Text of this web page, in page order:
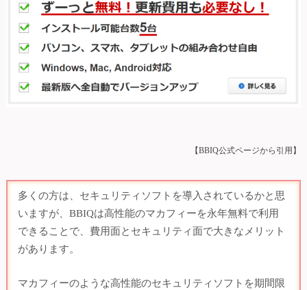
【BBIQ公式ページから引用】
多くの方は、セキュリティソフトを導入されているかと思
いますが、BBIQは高性能のマカフィーを永年無料で利用
できることで、費用面とセキュリティ面で大きなメリット
があります。
マカフィーのような高性能のセキュリティソフトを期間限